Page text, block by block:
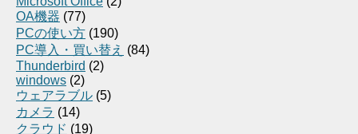
OA機器 (77)
PCの使い方 (190)
PC導入・買い替え (84)
Thunderbird (2)
windows (2)
ウェアラブル (5)
カメラ (14)
クラウド (19)